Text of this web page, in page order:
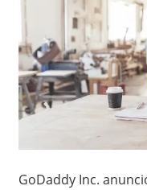
GoDaddy Inc.